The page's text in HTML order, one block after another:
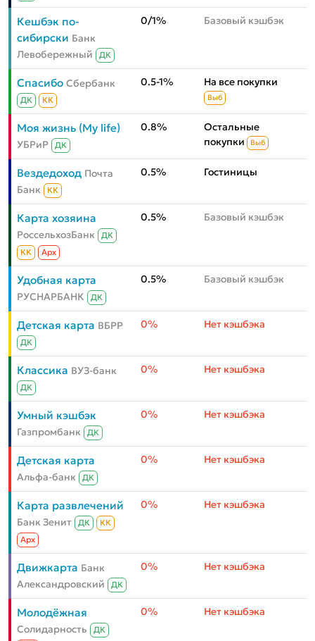
Кешбэк по-
сибирски Банк
Левобережный
ДК
0/1% Базовый кэшбэк
Спасибо Сбербанк
ДК КК
0.5-1% На все покупки
Выб
Моя жизнь (My life)
УБРиР ДК
0.8%
Остальные
покупки
Выб
Вездедоход Почта
Банк
КК
0.5% Гостиницы
Карта хозяина
РоссельхозБанк
ДК
КК
Aрх
0.5% Базовый кэшбэк
Удобная карта
РУСНАРБАНК ДК
0.5% Базовый кэшбэк
Детская карта ВБРР
ДК
0% Нет кэшбэка
Классика ВУЗ-банк
ДК
0% Нет кэшбэка
Умный кэшбэк
Газпромбанк ДК
0% Нет кэшбэка
Детская карта
Альфа-банк ДК
0% Нет кэшбэка
Карта развлечений
Банк Зенит ДК
КК
Aрх
0% Нет кэшбэка
Движкарта Банк
Александровский
ДК
0% Нет кэшбэка
Молодёжная
Солидарность
ДК
0% Нет кэшбэка